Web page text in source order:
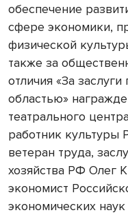
обеспечение
сфере экономики,
физической
также за
отличия «За
областью»
театрального
работник культуры
ветеран труда,
хозяйства РФ Олег
экономист
экономических